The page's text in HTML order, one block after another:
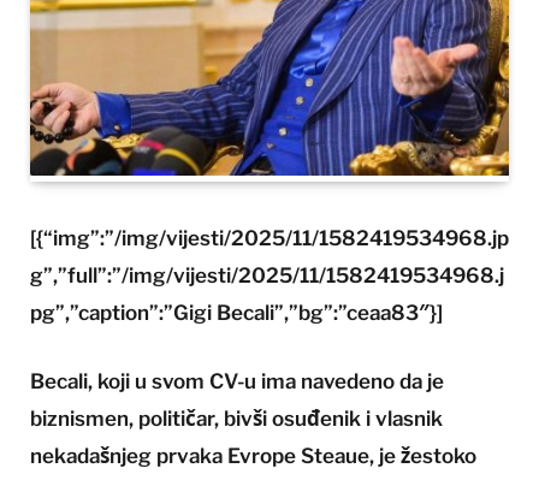
[{“img”:”/img/vijesti/2025/11/1582419534968.jp
g”,”full”:”/img/vijesti/2025/11/1582419534968.j
pg”,”caption”:”Gigi Becali”,”bg”:”ceaa83″}]
Becali, koji u svom CV-u ima navedeno da je
biznismen, političar, bivši osuđenik i vlasnik
nekadašnjeg prvaka Evrope Steaue, je žestoko